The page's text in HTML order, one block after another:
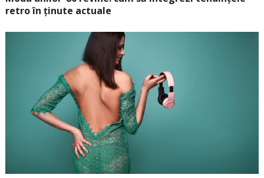
retro în ținute actuale